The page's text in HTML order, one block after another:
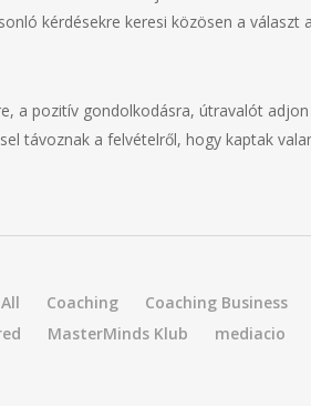
kérdésekre keresi közösen a
a pozitív gondolkodásra, útravalót
távoznak a felvételről, hogy kaptak
All Coaching Coaching Business
MasterMinds Klub mediacio